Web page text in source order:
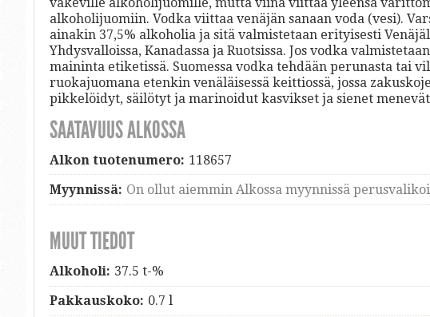
alkoholijuomiin. Vodka viittaa venäjän sanaan voda (vesi).
ainakin 37,5% alkoholia ja sitä valmistetaan erityisesti
Yhdysvalloissa, Kanadassa ja Ruotsissa. Jos vodka
maininta etiketissä. Suomessa vodka tehdään perunasta tai
ruokajuomana etenkin venäläisessä keittiossä, jossa
pikkelöidyt, säilötyt ja marinoidut kasvikset ja sienet
SAATAVUUS ALKOSSA
Alkon tuotenumero: 118657
Myynnissä: On ollut aiemmin Alkossa myynnissä
MUUT TIEDOT
Alkoholi: 37.5 t-%
Pakkauskoko: 0.7 l